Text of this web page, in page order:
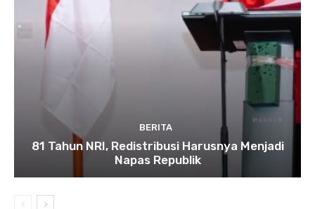
BERITA
81 Tahun NRI, Redistribusi Harusnya Menjadi
Napas Republik